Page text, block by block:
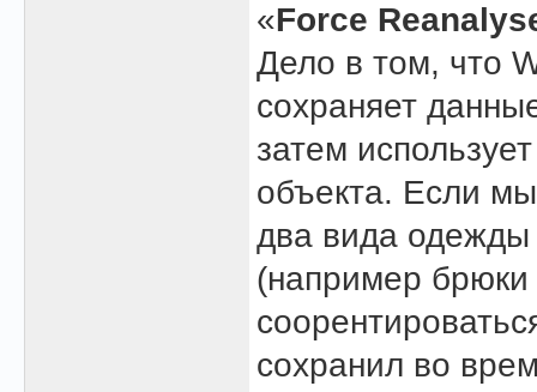
«Force
Дело в том, что
сохраняет
затем
объекта. Если мы
два вида одежды
(например брюки
сохранил во